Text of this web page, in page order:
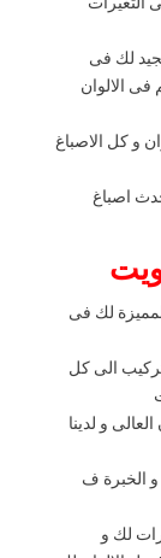
التغيرات
لك فى
الالوان
و كل الاصباغ
اصباغ
لك فى
الى كل
و لدينا
الخبرة ف
لك و